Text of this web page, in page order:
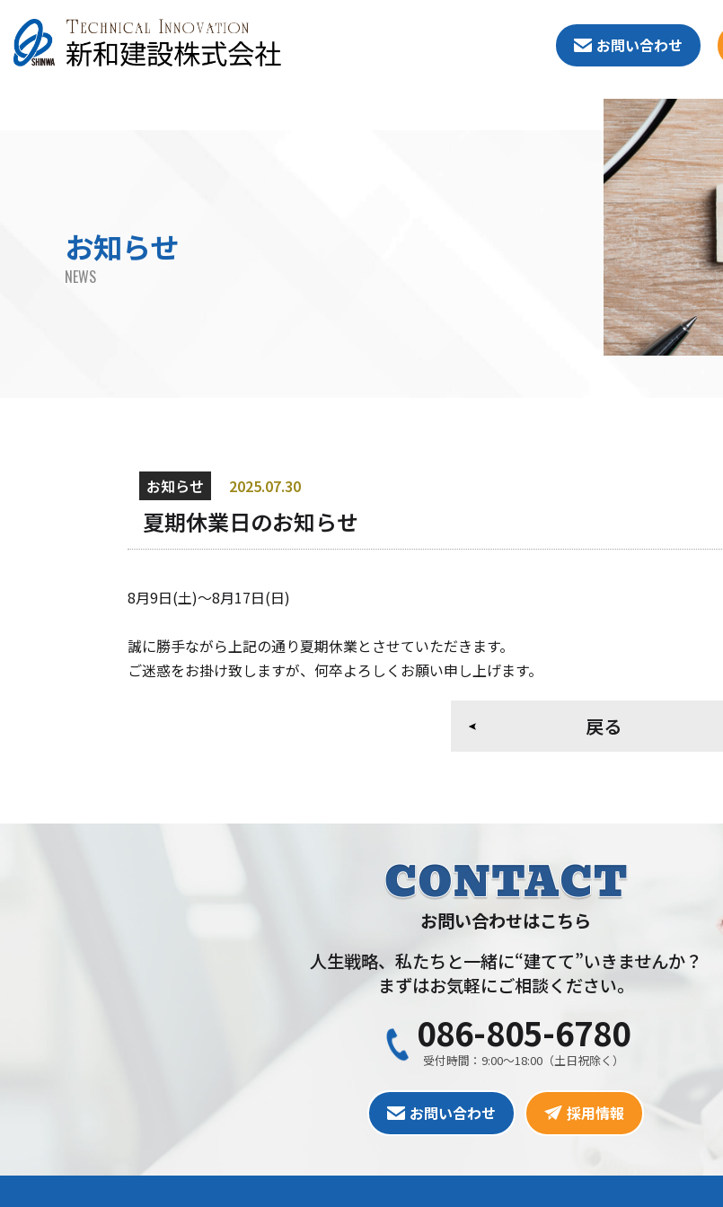
お問い合わせ
お知らせ
NEWS
お知らせ 2025.07.30
夏期休業日のお知らせ
8月9日(土)～8月17日(日)
誠に勝手ながら上記の通り夏期休業とさせていただきます。
ご迷惑をお掛け致しますが、何卒よろしくお願い申し上げます。
戻る
お問い合わせはこちら
人生戦略、私たちと一緒に“建てて”いきませんか？
まずはお気軽にご相談ください。
086-805-6780
受付時間：9:00〜18:00（土日祝除く）
お問い合わせ 採用情報